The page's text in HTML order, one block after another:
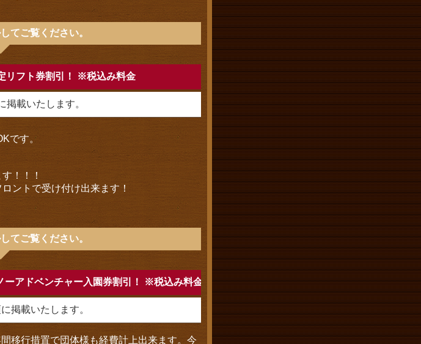
てご覧ください。
リフト券割引！ ※税込み料金
掲載いたします。
です。
！！！
ントで受け付け出来ます！
てご覧ください。
アドベンチャー入園券割引！ ※税込み料金
掲載いたします。
移行措置で団体様も経費計上出来ます。今